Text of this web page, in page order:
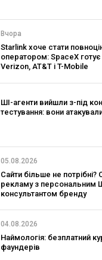
Вчора
Starlink хоче стати
оператором: SpaceX готує
Verizon, AT&T і T-Mobile
ШІ-агенти вийшли з-під
тестування: вони
05.08.2026
Сайти більше не потрібні?
рекламу з персональним
консультантом бренду
04.08.2026
Наймологія: безплатний
фаундерів